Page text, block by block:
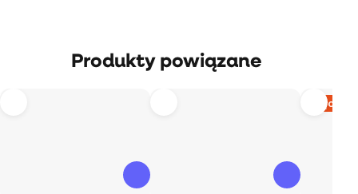
Produkty powiązane
Więcej